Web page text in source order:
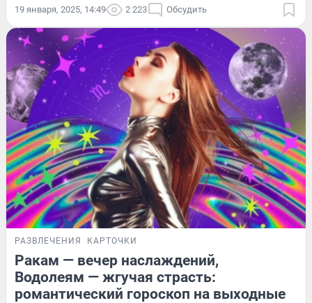
19 января, 2025, 14:49 2 223 Обсудить
РАЗВЛЕЧЕНИЯ КАРТОЧКИ
Ракам — вечер наслаждений,
Водолеям — жгучая страсть:
романтический гороскоп на выходные